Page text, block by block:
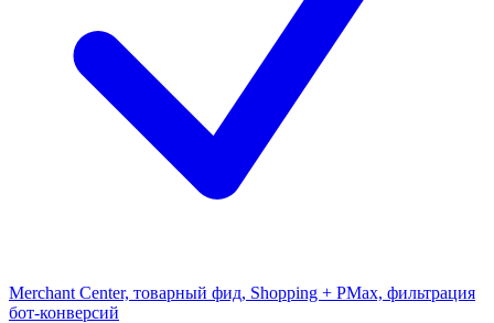
Merchant Center, товарный фид, Shopping + PMax, фильтрация
бот-конверсий